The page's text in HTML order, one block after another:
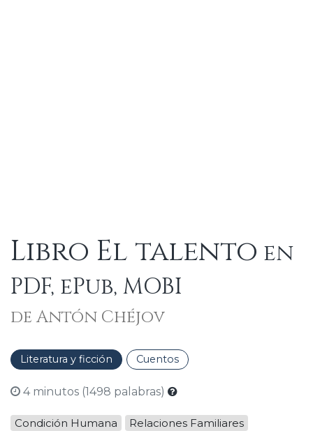
Libro El talento en
PDF, ePub, MOBI
de Antón Chéjov
Literatura y ficción Cuentos
4 minutos (1498 palabras)
Condición Humana
Relaciones Familiares